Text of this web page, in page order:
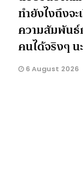
ทำยังไงถึงจ
ความสัมพัน
คนได้จริงๆ นะ
6 August 2026